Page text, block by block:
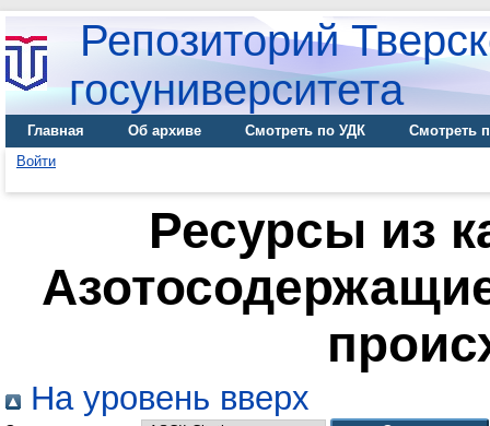
Репозиторий
госуниверситета
Главная Об архиве Смотреть по УДК
Смотреть
Войти
Ресурсы из
На уровень вверх